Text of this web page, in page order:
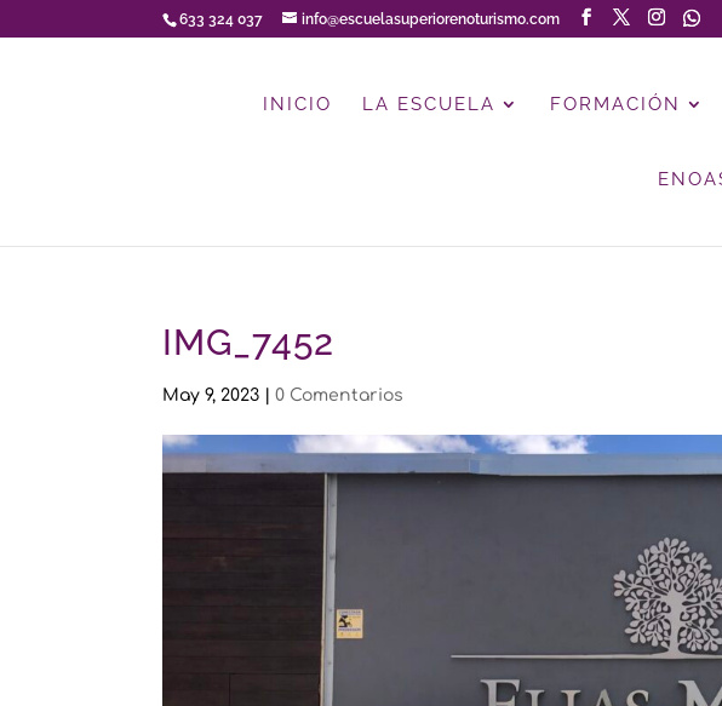
633 324 037 info@escuelasuperiorenoturismo.com
INICIO LA ESCUELA FORMACIÓN
IMG_7452
May 9, 2023 |0 Comentarios